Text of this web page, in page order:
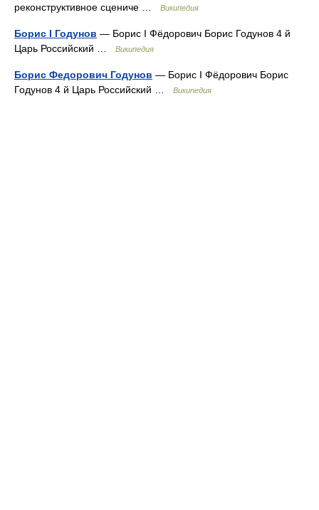
реконструктивное сцениче …
Википедия
Борис I Годунов — Борис I Фёдорович Борис Годунов 4 й
Царь Российский …
Википедия
Борис Федорович Годунов — Борис I Фёдорович Борис
Годунов 4 й Царь Российский …
Википедия